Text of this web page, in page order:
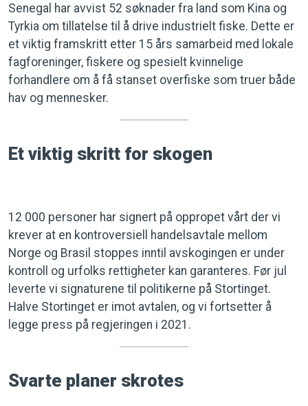
Senegal har avvist 52 søknader fra land som Kina og
Tyrkia om tillatelse til å drive industrielt fiske. Dette er
et viktig framskritt etter 15 års samarbeid med lokale
fagforeninger, fiskere og spesielt kvinnelige
forhandlere om å få stanset overfiske som truer både
hav og mennesker.
Et viktig skritt for skogen
12 000 personer har signert på oppropet vårt der vi
krever at en kontroversiell handelsavtale mellom
Norge og Brasil stoppes inntil avskogingen er under
kontroll og urfolks rettigheter kan garanteres. Før jul
leverte vi signaturene til politikerne på Stortinget.
Halve Stortinget er imot avtalen, og vi fortsetter å
legge press på regjeringen i 2021.
Svarte planer skrotes